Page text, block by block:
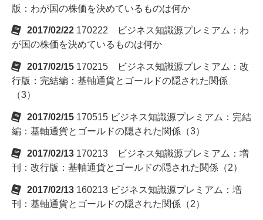
版：わが国の株価を決めているものは何か
2017/02/22 170222 ビジネス知識源プレミアム：わ
が国の株価を決めているものは何か
2017/02/15 170215 ビジネス知識源プレミアム：改
行版：完結編：基軸通貨とゴールドの隠された関係
（3）
2017/02/15 170515 ビジネス知識源プレミアム：完結
編：基軸通貨とゴールドの隠された関係（3）
2017/02/13 170213 ビジネス知識源プレミアム：増
刊：改行版：基軸通貨とゴールドの隠された関係（2）
2017/02/13 160213 ビジネス知識源プレミアム：増
刊：基軸通貨とゴールドの隠された関係（2）